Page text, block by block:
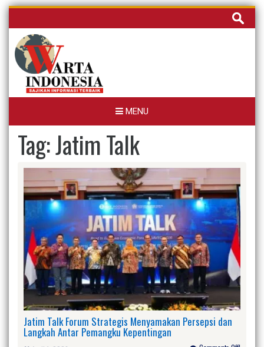
Skip
content
Cari
untuk:
MENU
Tag:Jatim Talk
Jatim Talk Forum Strategis Menyamakan Persepsi dan
Langkah Antar Pemangku Kepentingan